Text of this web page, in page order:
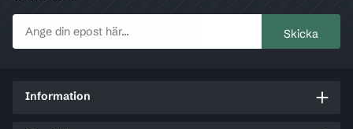
Information